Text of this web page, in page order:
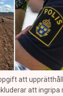
att
att ingripa